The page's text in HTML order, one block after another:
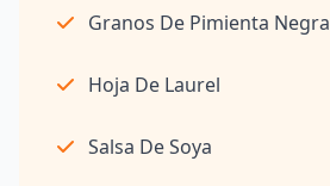
Granos De Pimienta Negra
Hoja De Laurel
Salsa De Soya